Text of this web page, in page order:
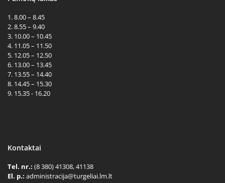
1. 8.00 – 8.45
2. 8.55 – 9.40
3. 10.00 – 10.45
4. 11.05 – 11.50
5. 12.05 – 12.50
6. 13.00 – 13.45
7. 13.55 – 14.40
8. 14.45 – 15.30
9. 15.35 - 16.20
Kontaktai
Tel. nr.: (8 380) 41308, 41138
El. p.: administracija@turgeliai.lm.lt